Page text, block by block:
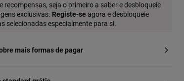
recompensas, seja o primeiro a saber e desbloqueie
exclusivas. Registe-se agora e desbloqueie
selecionadas especialmente para si.
mais formas de pagar